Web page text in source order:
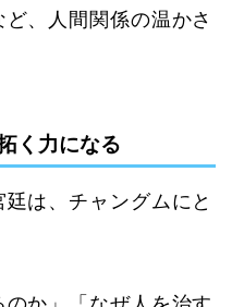
、人間関係の温かさ
く力になる
は、チャングムにと